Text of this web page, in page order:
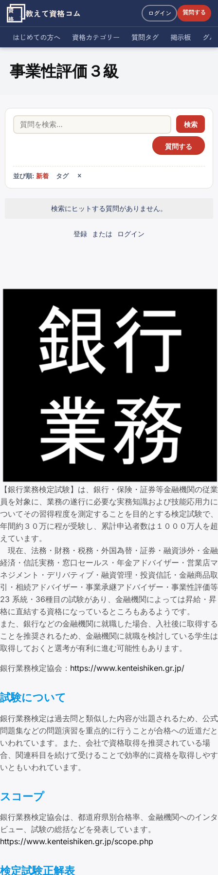
資
格
教えて資格コム ログイン 質問する
はじめての方へ 資格カテゴリー 質問タグ 掲示板 グ
事業性評価３級
質問する
検索
並び順: 新着 タグ
検索にヒットする質問がありません。
登録 または ログイン
【銀行業務検定試験】は、銀行・保険・証券等金融機関の従業
員を対象に、業務の遂行に必要な実務知識および技能応用力に
ついてその習得程度を測定することを目的とする検定試験で、
年間約３０万に程が受験し、累計申込者数は１０００万人を超
えています。
現在、法務・財務・税務・外国為替・証券・融資渉外・金融
経済・信託実務・窓口セールス・年金アドバイザー・営業店マ
ネジメント・デリバティブ・融資管理・投資信託・金融商品取
引・相続アドバイザー・事業承継アドバイザー・事業性評価等
23 系統・36種目の試験があり、金融機関によっては昇給・昇
格に直結する資格になっているところもあるようです。
また、銀行などの金融機関に就職した場合、入社後に取得する
ことを推奨されるため、金融機関に就職を検討している学生は
取得しておくと選考が有利に進む可能性もあります。
銀行業務検定協会： https://www.kenteishiken.gr.jp/
試験について
銀行業務検定は過去問と類似した内容が出題されるため、公式
問題集などの問題演習を重点的に行うことが合格への近道だと
いわれています。また、会社で資格取得を推奨されている場
合、関連科目を続けて受けることで効率的に資格を取得しやす
いともいわれています。
スコープ
銀行業務検定協会は、都道府県別合格率、金融機関へのインタ
ビュー、試験の総括などを発表しています。
https://www.kenteishiken.gr.jp/scope.php
検定試験正解表